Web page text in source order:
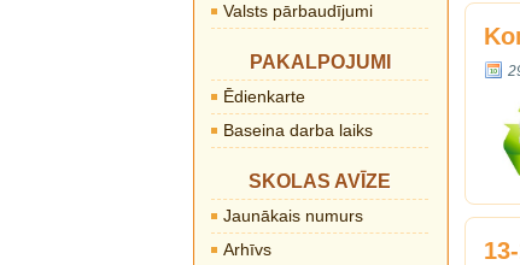
Valsts pārbaudījumi
PAKALPOJUMI
Ēdienkarte
Baseina darba laiks
SKOLAS AVĪZE
Jaunākais numurs
Arhīvs